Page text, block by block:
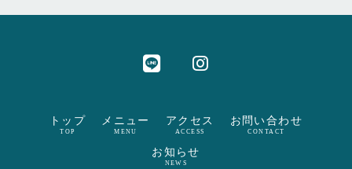
トップ
TOP
メニュー
MENU
アクセス
ACCESS
お問い合わせ
CONTACT
お知らせ
NEWS